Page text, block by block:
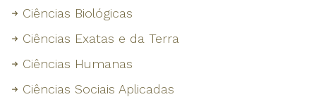
Ciências Biológicas
Ciências Exatas e da Terra
Ciências Humanas
Ciências Sociais Aplicadas